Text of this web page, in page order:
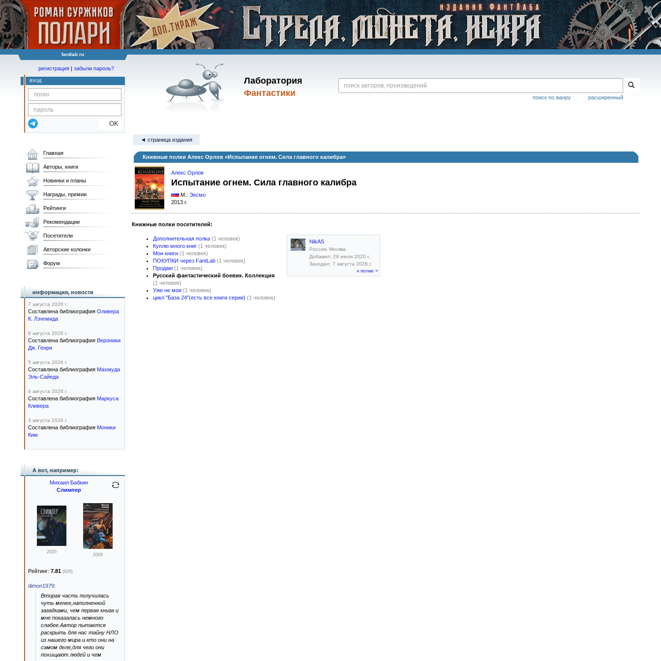
fantlab ru
Лаборатория
Фантастики
расширенный
поиск по жанру
регистрация | забыли пароль?
вход
OK
◄ страница издания
Книжные полки Алекс Орлов «Испытание огнем. Сила главного калибра»
Алекс Орлов
Испытание огнем. Сила главного калибра
М.: Эксмо
2013 г.
Книжные полки посетителей:
Дополнительная полка (1 человек)
Куплю много книг (1 человек)
Мои книги (1 человек)
ПОКУПКИ через FantLab (1 человек)
Продаю (1 человек)
Русский фантастический боевик. Коллекция
(1 человек)
Уже не мои (1 человек)
цикл "База 24"(есть все книги серии) (1 человек)
NikAS
Россия, Москва
Добавил: 29 июля 2020 г.
Заходил: 7 августа 2026 г.
к полке >
Главная
Авторы, книги
Новинки и планы
Награды, премии
Рейтинги
Рекомендации
Посетители
Авторские колонки
Форум
информация, новости
7 августа 2026 г.
Составлена библиография Оливера
К. Лэнгмида
6 августа 2026 г.
Составлена библиография Вероники
Дж. Генри
5 августа 2026 г.
Составлена библиография Махмуда
Эль-Сайеда
4 августа 2026 г.
Составлена библиография Маркуса
Кливера
3 августа 2026 г.
Составлена библиография Моники
Ким
А вот, например:
Михаил Бабкин
Слимпер
2020
2009
Рейтинг: 7.81 (928)
dimon1979:
Вторая часть получилась
чуть менее,наполненной
загадками, чем первая книга и
мне показалась немного
слабее.Автор пытается
раскрыть для нас тайну НЛО
из нашего мира и кто они на
самом деле,для чего они
похищают людей и чем